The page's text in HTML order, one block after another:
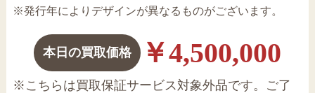
※発行年によりデザインが異なるものがございます。
本日の買取価格 ￥4,500,000
※こちらは買取保証サービス対象外品です。ご了